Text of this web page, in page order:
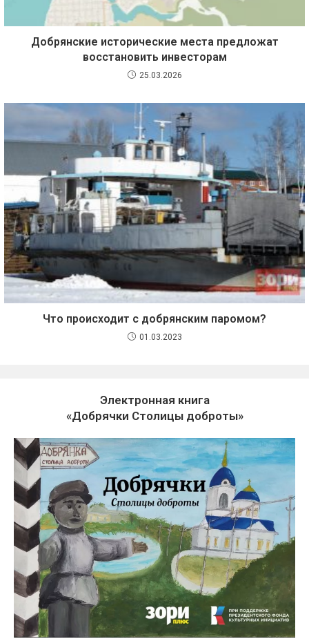
Добрянские исторические места предложат
восстановить инвесторам
25.03.2026
Что происходит с добрянским паромом?
01.03.2023
Электронная книга
«Добрячки Столицы доброты»